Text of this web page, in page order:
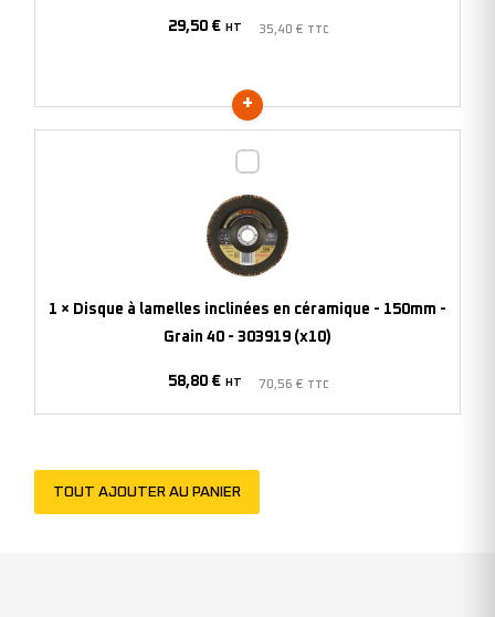
-
29,50 € HT 35,40 € TTC
lamelles
inclinées
en
céramique
-
303919
1 × Disque à lamelles inclinées en céramique - 150mm -
Grain 40 - 303919 (x10)
58,80 € HT 70,56 € TTC
TOUT AJOUTER AU PANIER